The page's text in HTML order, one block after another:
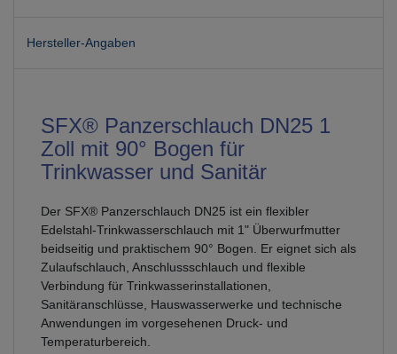
Hersteller-Angaben
SFX® Panzerschlauch DN25 1
Zoll mit 90° Bogen für
Trinkwasser und Sanitär
Der SFX® Panzerschlauch DN25 ist ein flexibler
Edelstahl-Trinkwasserschlauch mit 1" Überwurfmutter
beidseitig und praktischem 90° Bogen. Er eignet sich als
Zulaufschlauch, Anschlussschlauch und flexible
Verbindung für Trinkwasserinstallationen,
Sanitäranschlüsse, Hauswasserwerke und technische
Anwendungen im vorgesehenen Druck- und
Temperaturbereich.